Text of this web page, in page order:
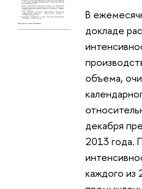
В
докладе
объема,
декабря
2013 года.
каждого из